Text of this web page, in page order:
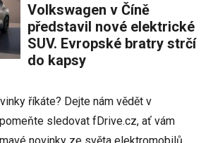
Volkswagen v Číně
představil nové elektrické
SUV. Evropské bratry strčí
do kapsy
říkáte? Dejte nám vědět v
sledovat fDrive.cz, ať vám